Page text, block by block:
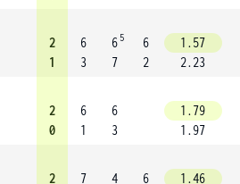
2
1
6
3
6 5
7
6
2
1.57
2.23
2
0
6
1
6
3
1.79
1.97
2
7
4
6
1.46